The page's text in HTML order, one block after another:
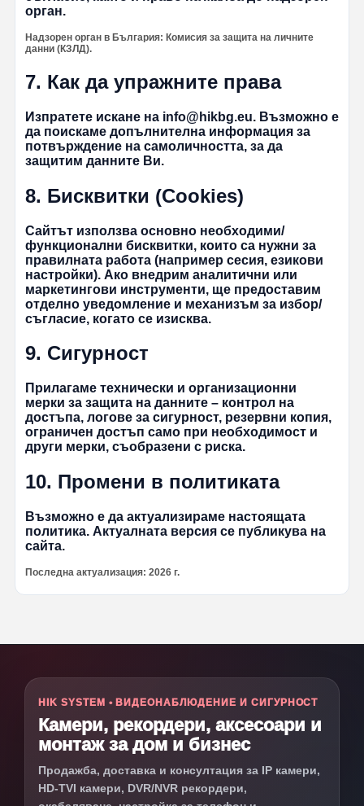
орган.
Надзорен орган в България: Комисия за защита на личните
данни (КЗЛД).
7. Как да упражните права
Изпратете искане на info@hikbg.eu. Възможно е
да поискаме допълнителна информация за
потвърждение на самоличността, за да
защитим данните Ви.
8. Бисквитки (Cookies)
Сайтът използва основно необходими/
функционални бисквитки, които са нужни за
правилната работа (например сесия, езикови
настройки). Ако внедрим аналитични или
маркетингови инструменти, ще предоставим
отделно уведомление и механизъм за избор/
съгласие, когато се изисква.
9. Сигурност
Прилагаме технически и организационни
мерки за защита на данните – контрол на
достъпа, логове за сигурност, резервни копия,
ограничен достъп само при необходимост и
други мерки, съобразени с риска.
10. Промени в политиката
Възможно е да актуализираме настоящата
политика. Актуалната версия се публикува на
сайта.
Последна актуализация: 2026 г.
HIK SYSTEM • ВИДЕОНАБЛЮДЕНИЕ И СИГУРНОСТ
Камери, рекордери, аксесоари и
монтаж за дом и бизнес
Продажба, доставка и консултация за IP камери,
HD-TVI камери, DVR/NVR рекордери,